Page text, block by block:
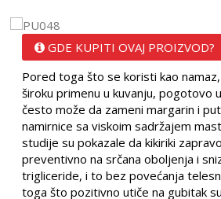
GDE KUPITI OVAJ PROIZVOD?
Pored toga što se koristi kao
široku primenu u kuvanju, pogotovo
često može da zameni margarin i
namirnice sa viskoim sadržajem
studije su pokazale da kikiriki
preventivno na srčana oboljenja i
trigliceride, i to bez povećanja
toga što pozitivno utiče na gubitak